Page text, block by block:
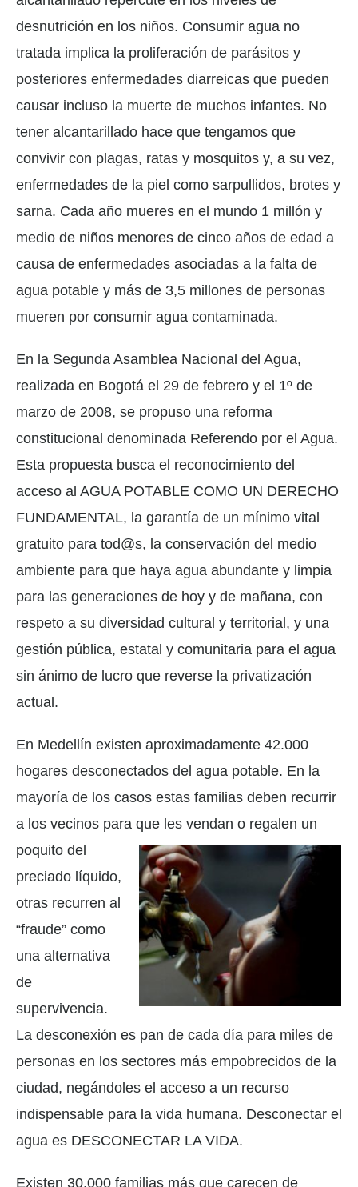
desnutrición en los niños. Consumir agua no
tratada implica la proliferación de parásitos y
posteriores enfermedades diarreicas que pueden
causar incluso la muerte de muchos infantes. No
tener alcantarillado hace que tengamos que
convivir con plagas, ratas y mosquitos y, a su vez,
enfermedades de la piel como sarpullidos, brotes y
sarna. Cada año mueres en el mundo 1 millón y
medio de niños menores de cinco años de edad a
causa de enfermedades asociadas a la falta de
agua potable y más de 3,5 millones de personas
mueren por consumir agua contaminada.
En la Segunda Asamblea Nacional del Agua,
realizada en Bogotá el 29 de febrero y el 1º de
marzo de 2008, se propuso una reforma
constitucional denominada Referendo por el Agua.
Esta propuesta busca el reconocimiento del
acceso al AGUA POTABLE COMO UN DERECHO
FUNDAMENTAL, la garantía de un mínimo vital
gratuito para tod@s, la conservación del medio
ambiente para que haya agua abundante y limpia
para las generaciones de hoy y de mañana, con
respeto a su diversidad cultural y territorial, y una
gestión pública, estatal y comunitaria para el agua
sin ánimo de lucro que reverse la privatización
actual.
En Medellín existen aproximadamente 42.000
hogares desconectados del agua potable. En la
mayoría de los casos estas familias deben recurrir
a los vecinos para que les vendan o regalen un
poquito del
preciado líquido,
otras recurren al
“fraude” como
una alternativa
de
supervivencia.
La desconexión es pan de cada día para miles de
personas en los sectores más empobrecidos de la
ciudad, negándoles el acceso a un recurso
indispensable para la vida humana. Desconectar el
agua es DESCONECTAR LA VIDA.
Existen 30.000 familias más que carecen de